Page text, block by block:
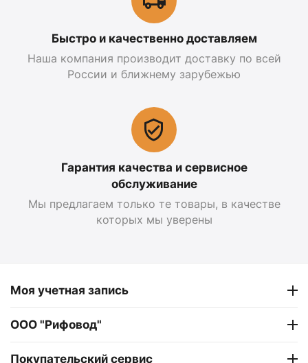
Быстро и качественно доставляем
Наша компания производит доставку по всей
России и ближнему зарубежью
Гарантия качества и сервисное
обслуживание
Мы предлагаем только те товары, в качестве
которых мы уверены
Моя учетная запись
ООО "Рифовод"
Покупательский сервис